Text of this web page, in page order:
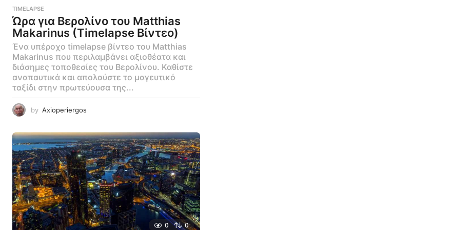
TIMELAPSE
Ώρα για Βερολίνο του Matthias
Makarinus (Timelapse Βίντεο)
Ένα υπέροχο timelapse βίντεο του Matthias
Makarinus που περιλαμβάνει αξιοθέατα και
διάσημες τοποθεσίες του Βερολίνου. Καθίστε
αναπαυτικά και απολαύστε το μαγευτικό
ταξίδι στην πρωτεύουσα της...
by Axioperiergos
0 0